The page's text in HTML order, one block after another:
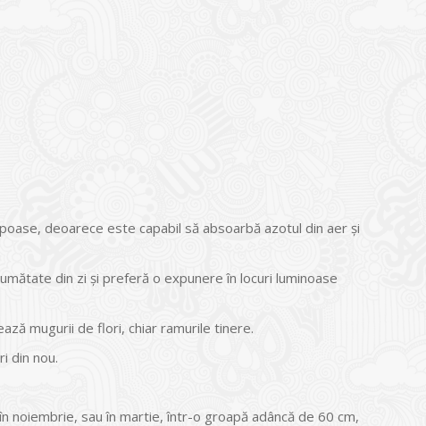
deoarece este capabil să absoarbă azotul din aer și
din zi și preferă o expunere în locuri luminoase
mugurii de flori, chiar ramurile tinere.
din nou.
sau în martie, într-o groapă adâncă de 60 cm,